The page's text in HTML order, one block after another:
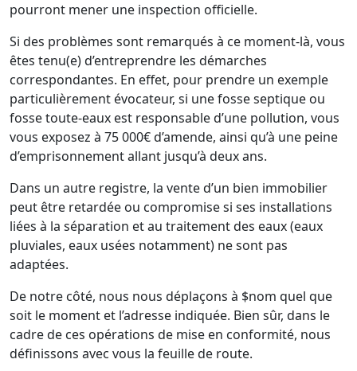
pourront mener une inspection officielle.
Si des problèmes sont remarqués à ce moment-là, vous
êtes tenu(e) d’entreprendre les démarches
correspondantes. En effet, pour prendre un exemple
particulièrement évocateur, si une fosse septique ou
fosse toute-eaux est responsable d’une pollution, vous
vous exposez à 75 000€ d’amende, ainsi qu’à une peine
d’emprisonnement allant jusqu’à deux ans.
Dans un autre registre, la vente d’un bien immobilier
peut être retardée ou compromise si ses installations
liées à la séparation et au traitement des eaux (eaux
pluviales, eaux usées notamment) ne sont pas
adaptées.
De notre côté, nous nous déplaçons à $nom quel que
soit le moment et l’adresse indiquée. Bien sûr, dans le
cadre de ces opérations de mise en conformité, nous
définissons avec vous la feuille de route.